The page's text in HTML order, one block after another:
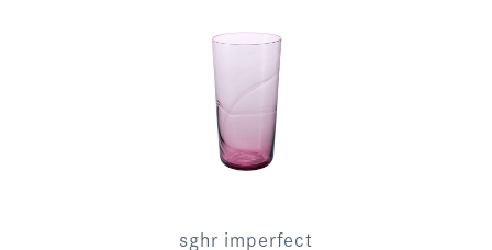
sghr imperfect